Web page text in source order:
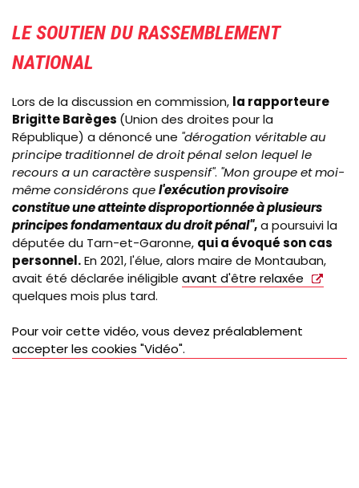
LE SOUTIEN DU RASSEMBLEMENT
NATIONAL
Lors de la discussion en commission, la rapporteure
Brigitte Barèges (Union des droites pour la
République) a dénoncé une "dérogation véritable au
principe traditionnel de droit pénal selon lequel le
recours a un caractère suspensif". "Mon groupe et moi-
même considérons quel'exécution provisoire
constitue une atteinte disproportionnée à plusieurs
principes fondamentaux du droit pénal",a poursuivi la
députée du Tarn-et-Garonne, qui a évoqué son cas
personnel.En 2021, l'élue, alors maire de Montauban,
avait été déclarée inéligible avant d'être relaxée
quelques mois plus tard.
Pour voir cette vidéo, vous devez préalablement
accepter les cookies "Vidéo".